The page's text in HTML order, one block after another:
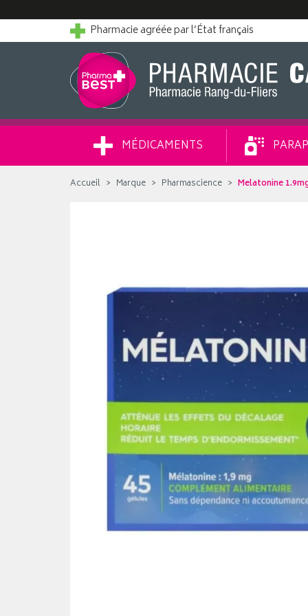
Pharmacie agréée par l’État français
MÉDICAMENTS
Accueil Marque Pharmascience Melatonine